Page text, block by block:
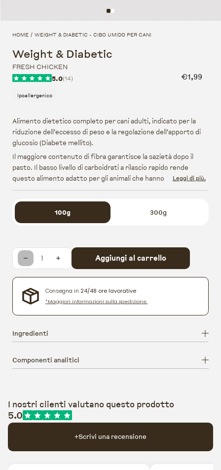
HOME / WEIGHT & DIABETIC - CIBO UMIDO PER CANI
Weight & Diabetic
FRESH CHICKEN
5.0(14) Prezzo di
€1,99
Ipoallergenico
Alimento dietetico completo per cani adulti, indicato per la
riduzione dell'eccesso di peso e la regolazione dell'apporto di
glucosio (Diabete mellito).
Il maggiore contenuto di fibra garantisce la sazietà dopo il
pasto. Il basso livello di carboidrati a rilascio rapido rende
questo alimento adatto per gli animali che hanno difficoltà a
mantenere un livello stabile di zucchero nel sangue.
Leggi di più.
100g 300g
Diminuisci quantità per
Aumenta quantità per
Aggiungi al carrello
Consegna in 24/48 ore lavorative
*Maggiori informazioni sulla spedizione.
Ingredienti
Componenti analitici
I nostri clienti valutano questo prodotto
5.0
+Scrivi una recensione